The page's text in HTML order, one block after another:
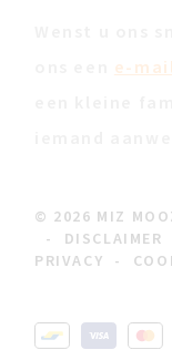
e-mail
© 2026 MIZ
-
DISCLAIMER
PRIVACY -